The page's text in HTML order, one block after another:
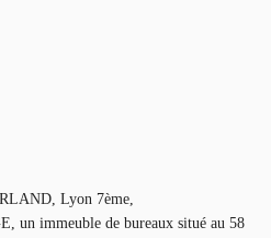
Lyon 7ème,
un immeuble de bureaux situé au 58